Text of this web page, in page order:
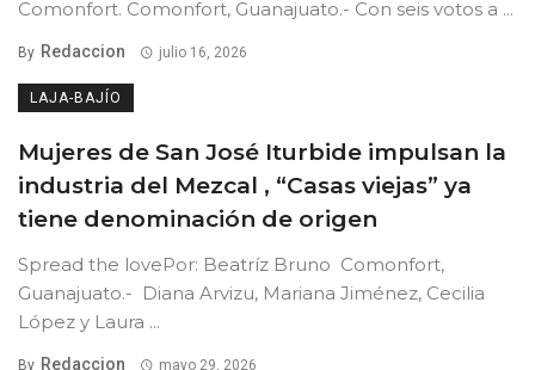
Comonfort. Comonfort, Guanajuato.- Con seis votos a ...
By Redaccion julio 16, 2026
LAJA-BAJÍO
Mujeres de San José Iturbide impulsan la
industria del Mezcal , “Casas viejas” ya
tiene denominación de origen
Spread the lovePor: Beatríz Bruno Comonfort,
Guanajuato.- Diana Arvizu, Mariana Jiménez, Cecilia
López y Laura ...
By Redaccion mayo 29, 2026